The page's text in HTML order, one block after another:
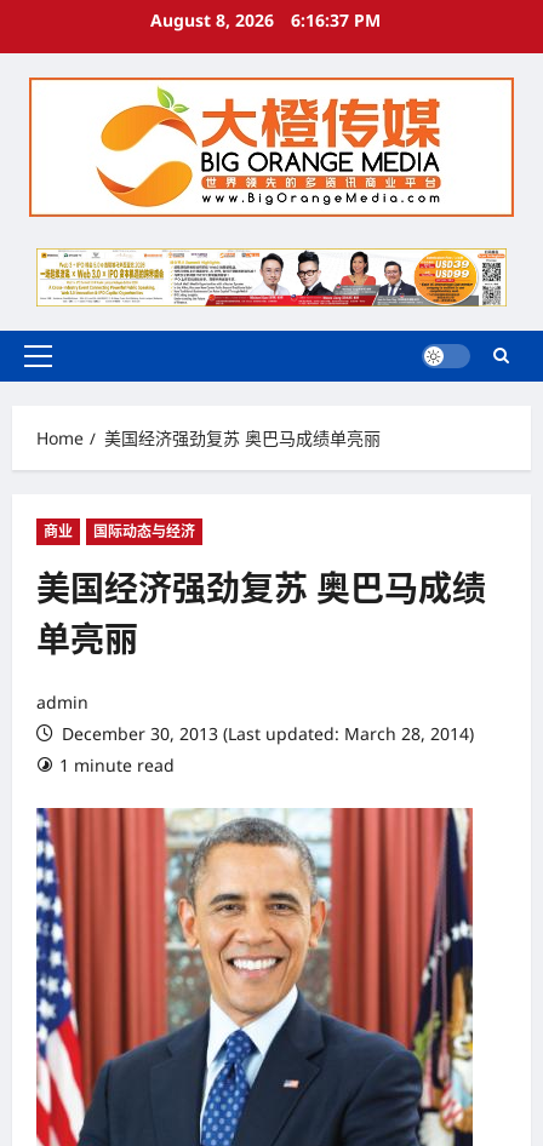
August 8, 2026 6:16:37 PM
Primary
Home
美国经济强劲复苏 奥巴马成绩单亮丽
商业 国际动态与经济
美国经济强劲复苏 奥巴马成绩
单亮丽
admin
December 30, 2013 (Last updated: March 28, 2014)
1 minute read